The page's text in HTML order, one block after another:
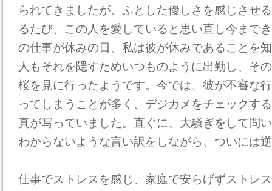
られてきましたが、ふとした優しさを感じさせ
るたび、この人を愛していると思い直し今まで
の仕事が休みの日、私は彼が休みであることを
人もそれを隠すためいつものように出勤し、そ
桜を見に行ったようです。今では、彼が不審な
ってしまうことが多く、デジカメをチェックす
真が写っていました。直ぐに、大騒ぎをして問
わからないような言い訳をしながら、ついには
仕事でストレスを感じ、家庭で安らげずストレ